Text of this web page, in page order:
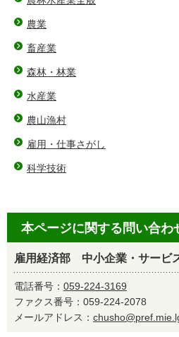
農業
畜産業
森林・林業
水産業
農山漁村
雇用・仕事さがし
科学技術
本ページに関する問い合わ
雇用経済部 中小企業・サービ
電話番号： 059-224-3169
ファクス番号：059-224-2078
メールアドレス：